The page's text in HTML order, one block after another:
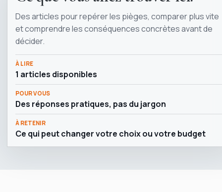
Des articles pour repérer les pièges, comparer plus vite
et comprendre les conséquences concrètes avant de
décider.
À LIRE
1 articles disponibles
POUR VOUS
Des réponses pratiques, pas du jargon
À RETENIR
Ce qui peut changer votre choix ou votre budget